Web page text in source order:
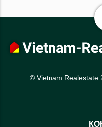
© Vietnam Realestate